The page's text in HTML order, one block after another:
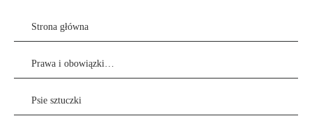
Strona główna
Prawa i obowiązki…
Psie sztuczki